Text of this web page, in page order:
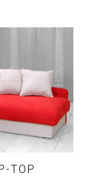
TOP